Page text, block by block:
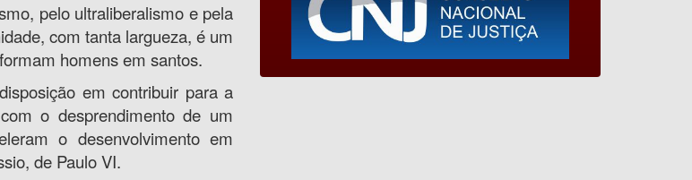
pelo ultraliberalismo e pela
com tanta largueza, é um
homens em santos.
em contribuir para a
o desprendimento de um
o desenvolvimento em
de Paulo VI.